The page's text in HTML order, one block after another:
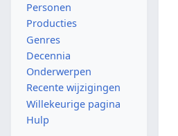
Personen
Producties
Genres
Decennia
Onderwerpen
Recente wijzigingen
Willekeurige pagina
Hulp